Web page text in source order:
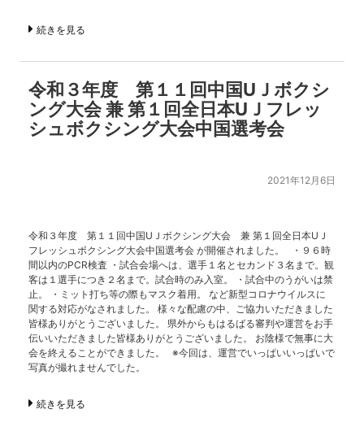
続きを見る
令和３年度 第１１回中国UＪボクシ
ング大会 兼 第１回全日本UＪフレッ
シュボクシング大会中国選考会
2021年12月6日
令和３年度 第１１回中国UＪボクシング大会 兼 第１回全日本UＪ
フレッシュボクシング大会中国選考会 が開催されました。 ・９６時
間以内のPCR検査 ・試合会場へは、選手１名とセカンド３名まで。観
客は１選手につき２名まで。試合時のみ入室。 ・試合中のうがいは禁
止。 ・ミット打ち等の際もマスク着用。 など新型コロナウイルスに
関する対応がなされました。 様々な配慮の中、ご協力いただきました
皆様ありがとうございました。 県外からもはるばる審判や運営をお手
伝いいただきました皆様ありがとうございました。 お陰様で無事に大
会を終えることができました。 ※今回は、運営でいっぱいいっぱいで
写真が撮れませんでした。
続きを見る